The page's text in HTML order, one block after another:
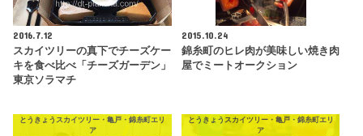
2016.7.12
スカイツリーの真下でチーズケー
キを食べ比べ「チーズガーデン」
東京ソラマチ
2015.10.24
錦糸町のヒレ肉が美味しい焼き肉
屋でミートオークション
とうきょうスカイツリー・亀戸・錦糸町エリ
ア
とうきょうスカイツリー・亀戸・錦糸町エリ
ア